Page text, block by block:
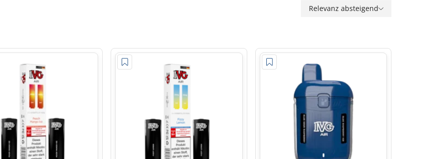
Relevanz absteigend